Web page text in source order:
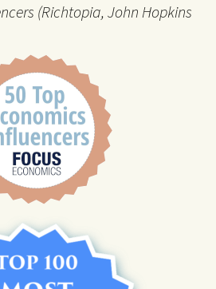
(Richtopia, John Hopkins